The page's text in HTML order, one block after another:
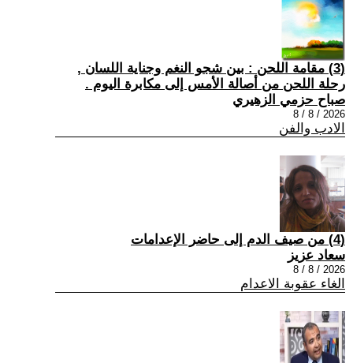
(3) مقامة اللحن : بين شجو النغم وجناية اللسان ,
رحلة اللحن من أصالة الأمس إلى مكابرة اليوم .
صباح حزمي الزهيري
2026 / 8 / 8
الادب والفن
(4) من صيف الدم إلى حاضر الإعدامات
سعاد عزيز
2026 / 8 / 8
الغاء عقوبة الاعدام